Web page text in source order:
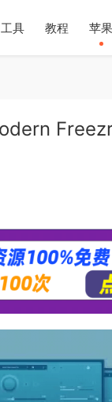
工具 教程 苹果